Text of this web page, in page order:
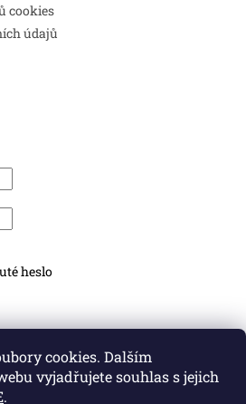
cookies. Dalším
vyjadřujete souhlas s jejich
.
cookies
údajů
heslo